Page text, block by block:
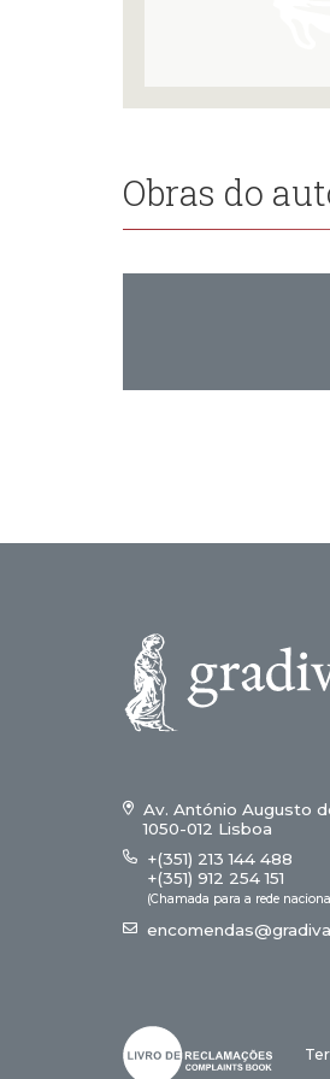
Obras do
Av. António Augusto
1050-012 Lisboa
+(351) 213 144 488
+(351) 912 254 151
(Chamada para a rede